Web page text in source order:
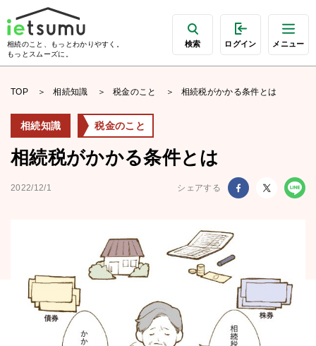
相続のこと、もっとわかりやすく。
もっとスムーズに。
検索 ログイン メニュー
TOP 相続知識 税金のこと 相続税がかかる条件とは
相続知識 税金のこと
相続税がかかる条件とは
2022/12/1 シェアする